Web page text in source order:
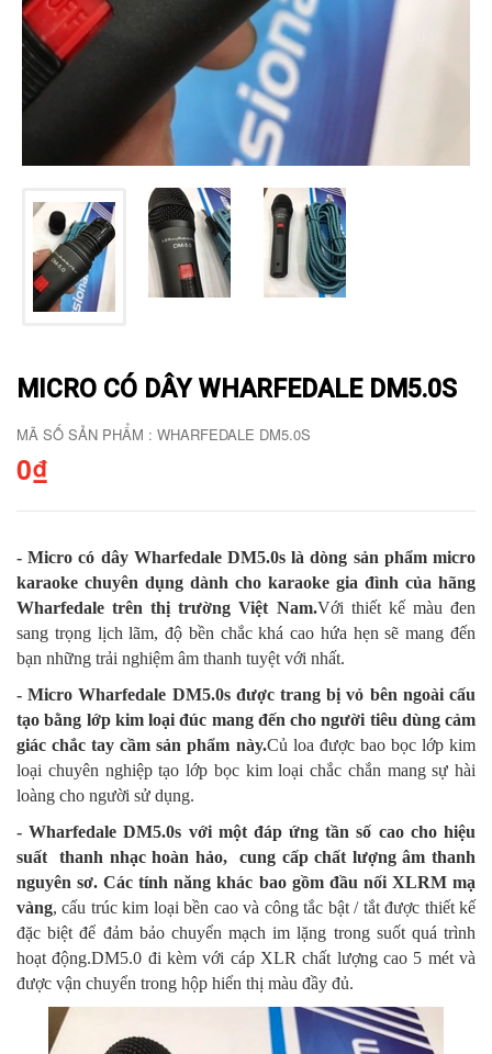
MICRO CÓ DÂY WHARFEDALE DM5.0S
MÃ SỐ SẢN PHẨM : WHARFEDALE DM5.0S
0₫
- Micro có dây Wharfedale DM5.0s là dòng sản phẩm micro
karaoke chuyên dụng dành cho karaoke gia đình của hãng
Wharfedale trên thị trường Việt Nam.Với thiết kế màu đen
sang trọng lịch lãm, độ bền chắc khá cao hứa hẹn sẽ mang đến
bạn những trải nghiệm âm thanh tuyệt với nhất.
- Micro Wharfedale DM5.0s được trang bị vỏ bên ngoài cấu
tạo bằng lớp kim loại đúc mang đến cho người tiêu dùng cảm
giác chắc tay cầm sản phẩm này.Củ loa được bao bọc lớp kim
loại chuyên nghiệp tạo lớp bọc kim loại chắc chắn mang sự hài
loàng cho người sử dụng.
- Wharfedale DM5.0s với một đáp ứng tần số cao cho hiệu
suất thanh nhạc hoàn hảo, cung cấp chất lượng âm thanh
nguyên sơ. Các tính năng khác bao gồm đầu nối XLRM mạ
vàng, cấu trúc kim loại bền cao và công tắc bật / tắt được thiết kế
đặc biệt để đảm bảo chuyển mạch im lặng trong suốt quá trình
hoạt động.DM5.0 đi kèm với cáp XLR chất lượng cao 5 mét và
được vận chuyển trong hộp hiển thị màu đầy đủ.